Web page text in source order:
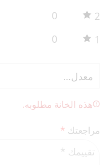
2
0
1
0
هذه الخانة مطلوبه.
مراجعتك *